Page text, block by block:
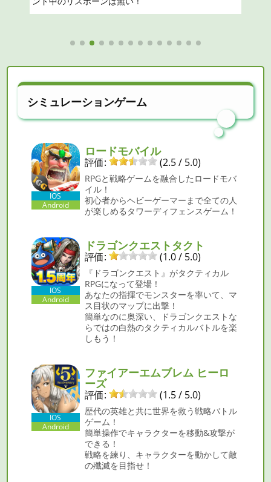
シミュレーションゲーム
IOS
Android
ロードモバイル
評価: (2.5 / 5.0)
RPGと戦略ゲームを融合したロードモバ
イル！
初心者からヘビーゲーマーまで全ての人
が楽しめるタワーディフェンスゲーム！
IOS
Android
ドラゴンクエストタクト
評価: (1.0 / 5.0)
『ドラゴンクエスト』がタクティカル
RPGになって登場！
あなたの指揮でモンスターを率いて、マ
ス目状のマップに出撃！
簡単なのに奥深い、ドラゴンクエストな
らではの白熱のタクティカルバトルを楽
しもう！
IOS
Android
ファイアーエムブレム ヒーロ
ーズ
評価: (1.5 / 5.0)
歴代の英雄と共に世界を救う戦略バトル
ゲーム！
簡単操作でキャラクターを移動&攻撃が
できる！
戦略を練り、キャラクターを動かして敵
の殲滅を目指せ！